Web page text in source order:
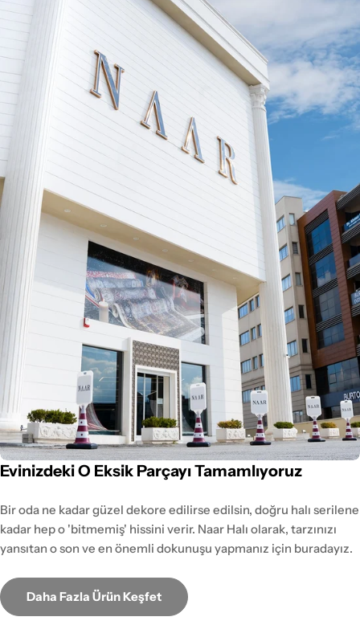
Evinizdeki O Eksik Parçayı Tamamlıyoruz
Bir oda ne kadar güzel dekore edilirse edilsin, doğru halı serilene
kadar hep o 'bitmemiş' hissini verir. Naar Halı olarak, tarzınızı
yansıtan o son ve en önemli dokunuşu yapmanız için buradayız.
Daha Fazla Ürün Keşfet